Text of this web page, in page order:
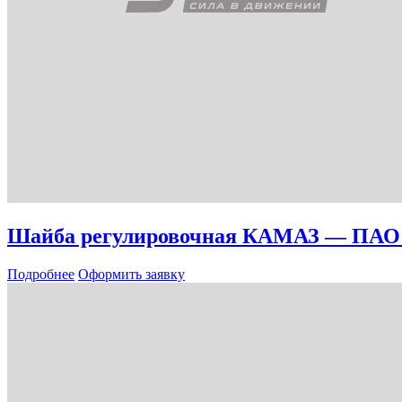
Шайба регулировочная КАМАЗ —
Подробнее Оформить заявку